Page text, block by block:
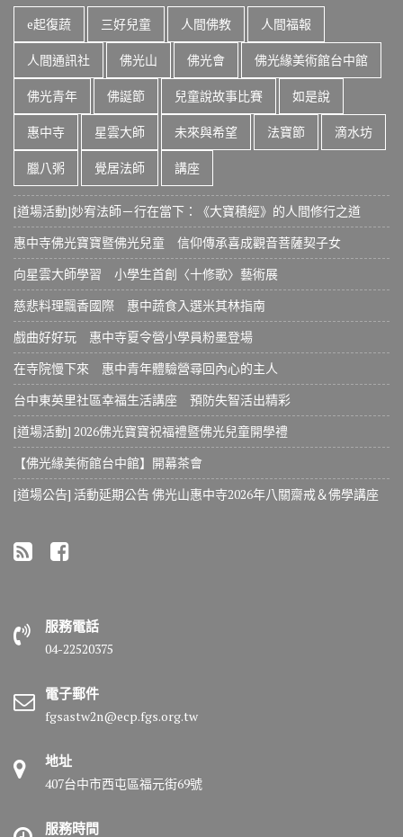
e起復蔬 三好兒童 人間佛教 人間福報
人間通訊社 佛光山 佛光會 佛光緣美術館台中館
佛光青年 佛誕節 兒童說故事比賽 如是說
惠中寺 星雲大師 未來與希望 法寶節 滴水坊
臘八粥 覺居法師 講座
[道場活動]妙宥法師－行在當下：《大寶積經》的人間修行之道
惠中寺佛光寶寶暨佛光兒童 信仰傳承喜成觀音菩薩契子女
向星雲大師學習 小學生首創〈十修歌〉藝術展
慈悲料理飄香國際 惠中蔬食入選米其林指南
戲曲好好玩 惠中寺夏令營小學員粉墨登場
在寺院慢下來 惠中青年體驗營尋回內心的主人
台中東英里社區幸福生活講座 預防失智活出精彩
[道場活動] 2026佛光寶寶祝福禮暨佛光兒童開學禮
【佛光緣美術館台中館】開幕茶會
[道場公告] 活動延期公告 佛光山惠中寺2026年八關齋戒＆佛學講座
服務電話
04-22520375
電子郵件
fgsastw2n@ecp.fgs.org.tw
地址
407台中市西屯區福元街69號
服務時間